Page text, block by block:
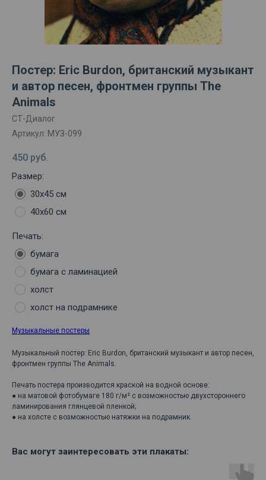
Постер: Eric Burdon, британский музыкант
и автор песен, фронтмен группы The
Animals
СТ-Диалог
Артикул: МУЗ-099
450 руб.
Размер:
30х45 см
40х60 см
Печать:
бумага
бумага с ламинацией
холст
холст на подрамнике
Музыкальные постеры
Музыкальный постер: Eric Burdon, британский музыкант и автор песен,
фронтмен группы The Animals.
Печать постера производится краской на водной основе:
● на матовой фотобумаге 180 г/м² с возможностью двухстороннего
ламинирования глянцевой пленкой;
● на холсте с возможностью натяжки на подрамник.
Вас могут заинтересовать эти плакаты: